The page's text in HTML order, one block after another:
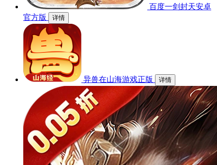
百度一剑封天安卓
官方版
详情
异兽在山海游戏正版 详情